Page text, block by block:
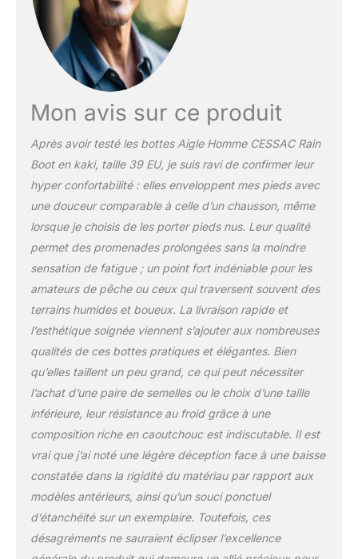
Mon avis sur ce produit
Après avoir testé les bottes Aigle Homme CESSAC Rain
Boot en kaki, taille 39 EU, je suis ravi de confirmer leur
hyper confortabilité : elles enveloppent mes pieds avec
une douceur comparable à celle d’un chausson, même
lorsque je choisis de les porter pieds nus. Leur qualité
permet des promenades prolongées sans la moindre
sensation de fatigue ; un point fort indéniable pour les
amateurs de pêche ou ceux qui traversent souvent des
terrains humides et boueux. La livraison rapide et
l’esthétique soignée viennent s’ajouter aux nombreuses
qualités de ces bottes pratiques et élégantes. Bien
qu’elles taillent un peu grand, ce qui peut nécessiter
l’achat d’une paire de semelles ou le choix d’une taille
inférieure, leur résistance au froid grâce à une
composition riche en caoutchouc est indiscutable. Il est
vrai que j’ai noté une légère déception face à une baisse
constatée dans la rigidité du matériau par rapport aux
modèles antérieurs, ainsi qu’un souci ponctuel
d’étanchéité sur un exemplaire. Toutefois, ces
désagréments ne sauraient éclipser l’excellence